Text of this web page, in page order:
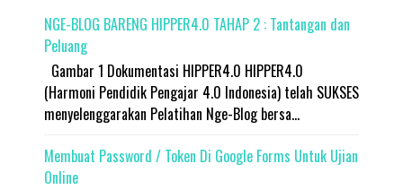
NGE-BLOG BARENG HIPPER4.0 TAHAP 2 : Tantangan dan
Peluang
Gambar 1 Dokumentasi HIPPER4.0 HIPPER4.0
(Harmoni Pendidik Pengajar 4.0 Indonesia) telah SUKSES
menyelenggarakan Pelatihan Nge-Blog bersa...
Membuat Password / Token Di Google Forms Untuk Ujian
Online